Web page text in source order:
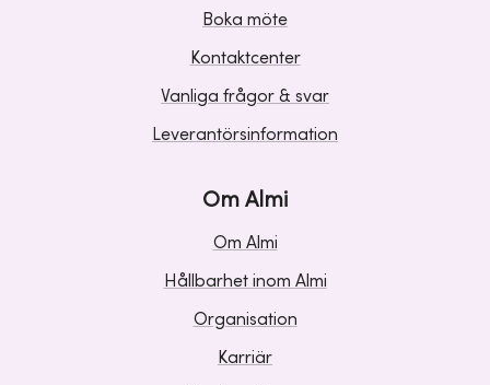
Boka möte
Kontaktcenter
Vanliga frågor & svar
Leverantörsinformation
Om Almi
Om Almi
Hållbarhet inom Almi
Organisation
Karriär